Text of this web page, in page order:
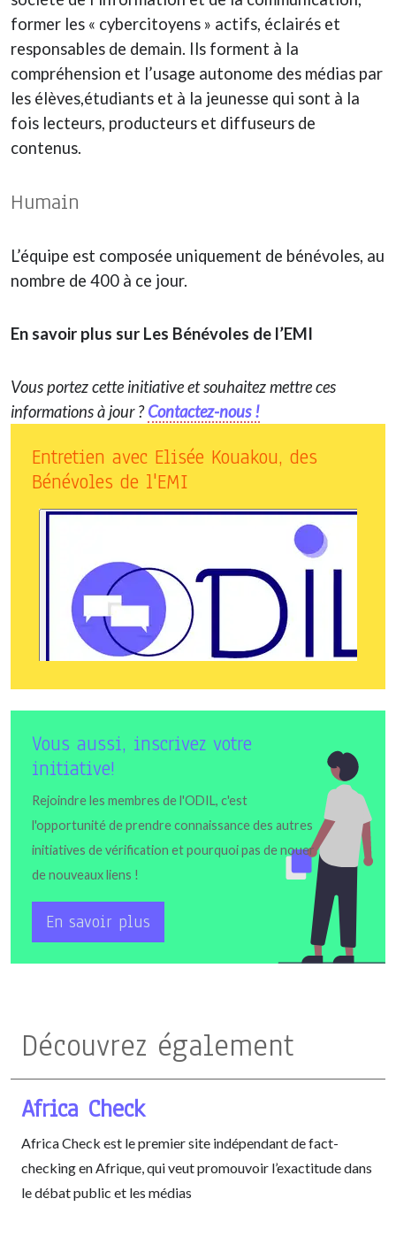
former les « cybercitoyens » actifs, éclairés et
responsables de demain. Ils forment à la
compréhension et l’usage autonome des médias par
les élèves,étudiants et à la jeunesse qui sont à la
fois lecteurs, producteurs et diffuseurs de
contenus.
Humain
L’équipe est composée uniquement de bénévoles, au
nombre de 400 à ce jour.
En savoir plus sur Les Bénévoles de l’EMI
Vous portez cette initiative et souhaitez mettre ces
informations à jour ?Contactez-nous !
Entretien avec Elisée Kouakou, des
Bénévoles de l'EMI
Vous aussi, inscrivez votre
initiative!
Rejoindre les membres de l'ODIL, c'est
l'opportunité de prendre connaissance des autres
initiatives de vérification et pourquoi pas de nouer
de nouveaux liens !
En savoir plus
Découvrez également
Africa Check
Africa Check est le premier site indépendant de fact-
checking en Afrique, qui veut promouvoir l’exactitude dans
le débat public et les médias